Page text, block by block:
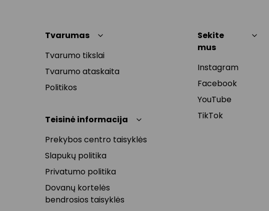
Tvarumas
Tvarumo tikslai
Tvarumo ataskaita
Politikos
Teisinė informacija
Prekybos centro taisyklės
Slapukų politika
Privatumo politika
Dovanų kortelės
bendrosios taisyklės
Sekite
mus
Instagram
Facebook
YouTube
TikTok